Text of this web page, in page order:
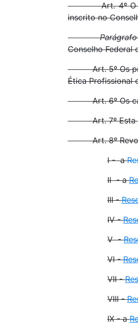
Art. 4º O
inscrito no
Conselho Federal
Art. 5º Os
Ética Profissional
Art. 6º Os casos
Art. 7º Esta
Art. 8º
I - a
II - a
III -
IV -
V -
VI -
VII -
VIII -
IX - a